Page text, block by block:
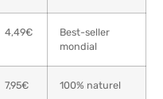
4,49€
Best-seller
mondial
7,95€ 100% naturel